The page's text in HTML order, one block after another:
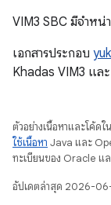
VIM3 SBC มีจำหน่
เอกสารประกอบ
Khadas VIM3 แล
ตัวอย่างเนื้อหาและโค้ด
ใช้เนื้อหา Java และ
ทะเบียนของ Oracle แ
อัปเดตล่าสุด 2026-